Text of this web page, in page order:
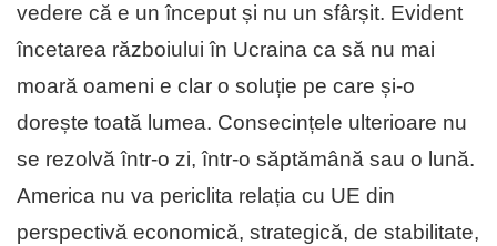
vedere că e un început și nu un sfârșit. Evident
încetarea războiului în Ucraina ca să nu mai
moară oameni e clar o soluție pe care și-o
dorește toată lumea. Consecințele ulterioare nu
se rezolvă într-o zi, într-o săptămână sau o lună.
America nu va periclita relația cu UE din
perspectivă economică, strategică, de stabilitate,